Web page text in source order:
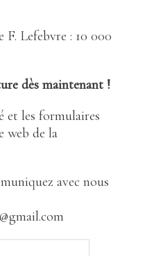
F. Lefebvre : 10 000
dès maintenant !
et les formulaires
web de la
avec nous